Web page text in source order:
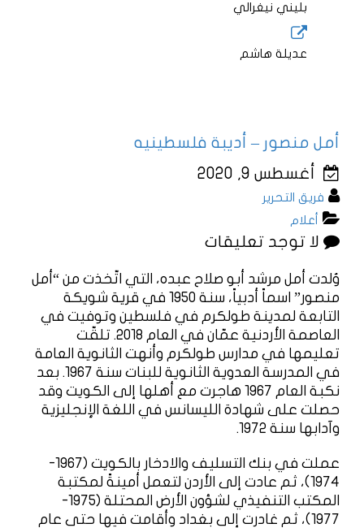
بليني نيغرالي
عديلة هاشم
أمل منصور – أديبة فلسطينيه
أغسطس 9, 2020
فريق التحرير
أعلام
لا توجد تعليقات
وُلدت أمل مرشد أبو صلاح عبده، التي اتّخذت من “أمل
منصور” اسماً أدبياً، سنة 1950 في قرية شويكة
التابعة لمدينة طولكرم في فلسطين وتوفيت في
العاصمة الأردنية عمّان في العام 2018. تلقّت
تعليمها في مدارس طولكرم وأنهت الثانوية العامة
في المدرسة العدوية الثانوية للبنات سنة 1967. بعد
نكبة العام 1967 هاجرت مع أهلها إلى الكويت وقد
حصلت على شهادة الليسانس في اللغة الإنجليزية
وآدابها سنة 1972.
عملت في بنك التسليف والادخار بالكويت (1967-
1974)، ثم عادت إلى الأردن لتعمل أمينةً لمكتبة
المكتب التنفيذي لشؤون الأرض المحتلة (1975-
1977)، ثم غادرت إلى بغداد وأقامت فيها حتى عام